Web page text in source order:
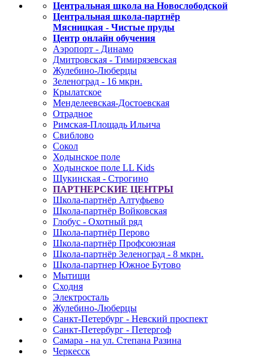
Центральная школа на Новослободской
Центральная школа-партнёр
Мясницкая - Чистые пруды
Центр онлайн обучения
Аэропорт - Динамо
Дмитровская - Тимирязевская
Жулебино-Люберцы
Зеленоград - 16 мкрн.
Крылатское
Менделеевская-Достоевская
Отрадное
Римская-Площадь Ильича
Свиблово
Сокол
Ходынское поле
Ходынское поле LL Kids
Щукинская - Строгино
ПАРТНЕРСКИЕ ЦЕНТРЫ
Школа-партнёр Алтуфьево
Школа-партнёр Войковская
Глобус - Охотный ряд
Школа-партнёр Перово
Школа-партнёр Профсоюзная
Школа-партнёр Зеленоград - 8 мкрн.
Школа-партнер Южное Бутово
Мытищи
Сходня
Электросталь
Жулебино-Люберцы
Санкт-Петербург - Невский проспект
Санкт-Петербург - Петергоф
Самара - на ул. Степана Разина
Черкесск